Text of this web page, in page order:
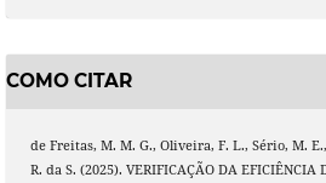
COMO CITAR
de Freitas, M. M. G., Oliveira, F. L., Sério, M.
R. da S. (2025). VERIFICAÇÃO DA EFICIÊNCIA